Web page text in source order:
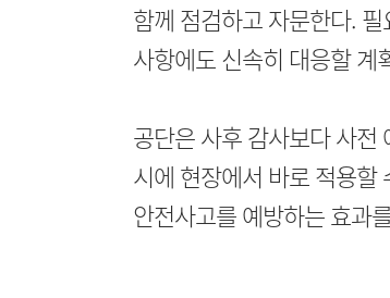
함께 점검하고 자문한다.
사항에도 신속히 대응할 계
공단은 사후 감사보다 사전
시에 현장에서 바로 적용할
안전사고를 예방하는 효과